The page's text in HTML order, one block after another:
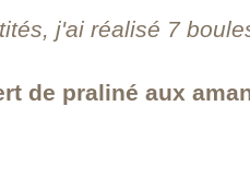
j'ai réalisé 7
de praliné aux